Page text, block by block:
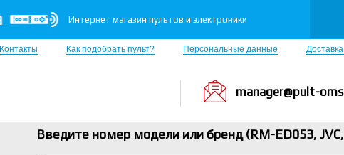
Интернет магазин пультов и электроники
Контакты Как подобрать пульт? Персональные данные
manager@pult-
Введите номер модели или бренд (RM-ED053,